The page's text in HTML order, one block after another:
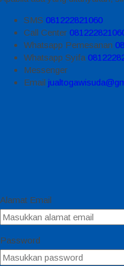
SMS 081222821060
Call Center
Whatsapp Pemesanan
Whatsapp Syifa
Messenger
Email
Alamat Email
Password